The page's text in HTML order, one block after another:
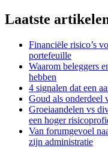
Laatste
Financiële risico’s
portefeuille
Waarom beleggers
hebben
4 signalen dat een
Goud als onderdeel
Groeiaandelen vs
een hoger
Van forumgevoel
zijn administratie